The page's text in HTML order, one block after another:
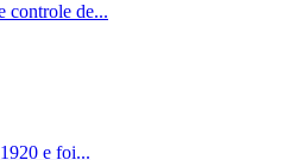
controle de...
e foi...